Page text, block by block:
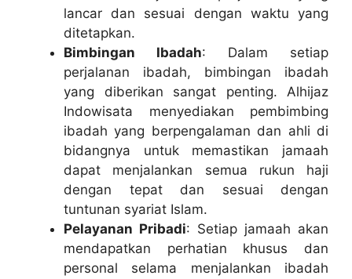
lancar dan sesuai dengan waktu yang
ditetapkan.
Bimbingan Ibadah: Dalam setiap
perjalanan ibadah, bimbingan ibadah
yang diberikan sangat penting. Alhijaz
Indowisata menyediakan pembimbing
ibadah yang berpengalaman dan ahli di
bidangnya untuk memastikan jamaah
dapat menjalankan semua rukun haji
dengan tepat dan sesuai dengan
tuntunan syariat Islam.
Pelayanan Pribadi: Setiap jamaah akan
mendapatkan perhatian khusus dan
personal selama menjalankan ibadah